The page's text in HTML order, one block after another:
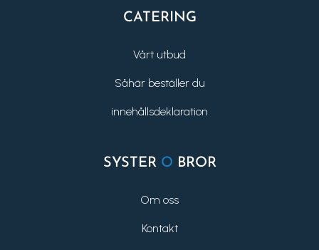
CATERING
Vårt utbud
Såhär beställer du
innehållsdeklaration
SYSTER O BROR
Om oss
Kontakt